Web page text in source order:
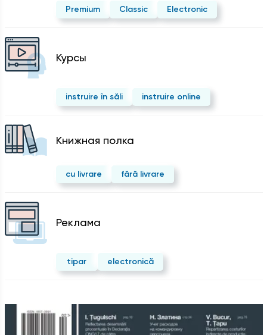
Premium Classic Electronic
Курсы
instruire în săli instruire online
Kнижная полка
cu livrare fără livrare
Реклама
tipar electronică